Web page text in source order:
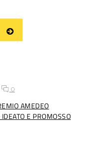
0
AMEDEO
E PROMOSSO